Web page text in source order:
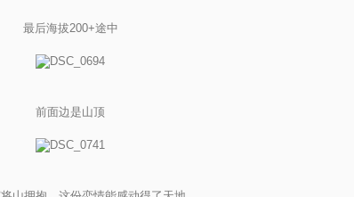
最后海拔200+途中
前面边是山顶